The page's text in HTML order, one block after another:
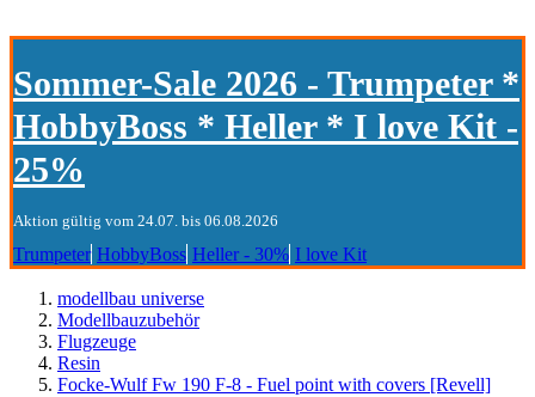
Sommer-Sale 2026 - Trumpeter *
HobbyBoss * Heller * I love Kit -
25%
Aktion gültig vom 24.07. bis 06.08.2026
Trumpeter HobbyBoss Heller - 30% I love Kit
modellbau universe
Modellbauzubehör
Flugzeuge
Resin
Focke-Wulf Fw 190 F-8 - Fuel point with covers [Revell]